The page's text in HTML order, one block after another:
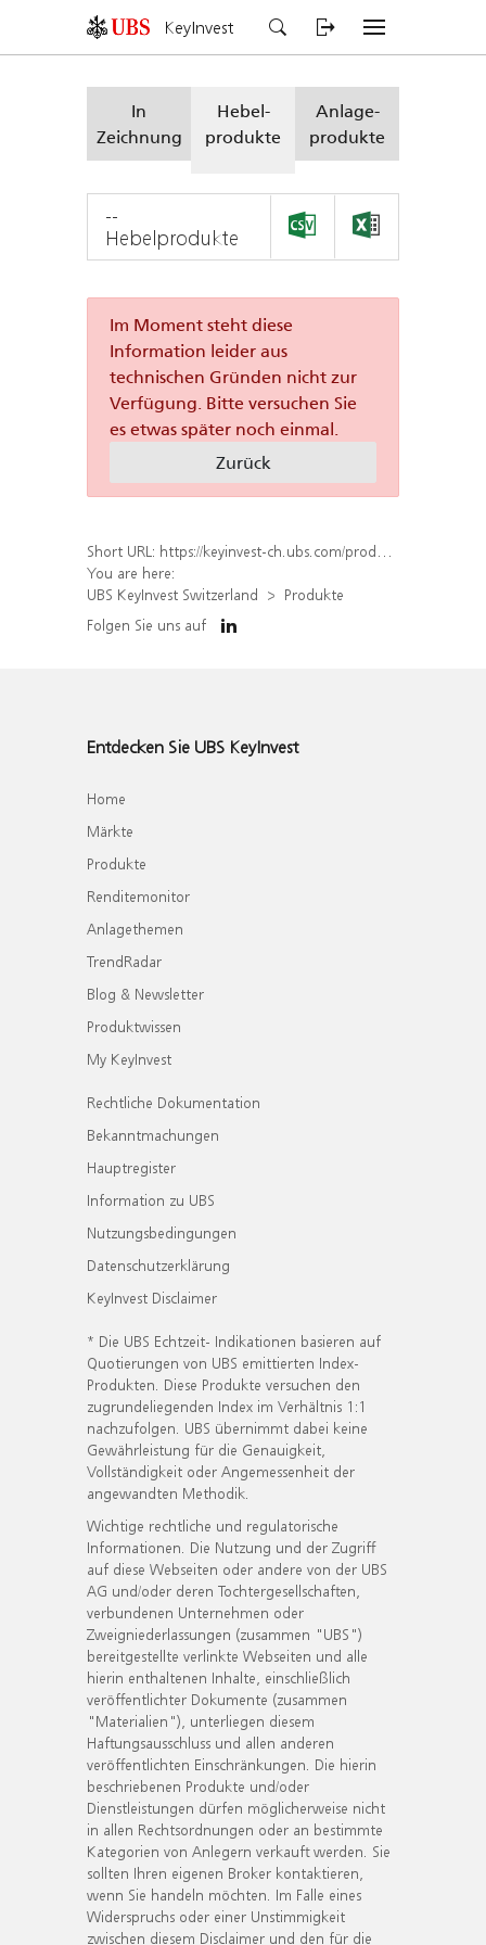
KeyInvest
In
Zeichnung
Hebel-
produkte
Anlage-
produkte
--
Hebelprodukte
Im Moment steht diese
Information leider aus
technischen Gründen nicht zur
Verfügung. Bitte versuchen Sie
es etwas später noch einmal.
Zurück
Short URL: https://keyinvest-ch.ubs.com/produkt/liste?underlyings%5B%5D=879845
You are here:
UBS KeyInvest Switzerland
Produkte
Folgen Sie uns auf
Entdecken Sie UBS KeyInvest
Home
Märkte
Produkte
Renditemonitor
Anlagethemen
TrendRadar
Blog & Newsletter
Produktwissen
My KeyInvest
Rechtliche Dokumentation
Bekanntmachungen
Hauptregister
Information zu UBS
Nutzungsbedingungen
Datenschutzerklärung
KeyInvest Disclaimer
* Die UBS Echtzeit- Indikationen basieren auf
Quotierungen von UBS emittierten Index-
Produkten. Diese Produkte versuchen den
zugrundeliegenden Index im Verhältnis 1:1
nachzufolgen. UBS übernimmt dabei keine
Gewährleistung für die Genauigkeit,
Vollständigkeit oder Angemessenheit der
angewandten Methodik.
Wichtige rechtliche und regulatorische
Informationen. Die Nutzung und der Zugriff
auf diese Webseiten oder andere von der UBS
AG und/oder deren Tochtergesellschaften,
verbundenen Unternehmen oder
Zweigniederlassungen (zusammen "UBS")
bereitgestellte verlinkte Webseiten und alle
hierin enthaltenen Inhalte, einschließlich
veröffentlichter Dokumente (zusammen
"Materialien"), unterliegen diesem
Haftungsausschluss und allen anderen
veröffentlichten Einschränkungen. Die hierin
beschriebenen Produkte und/oder
Dienstleistungen dürfen möglicherweise nicht
in allen Rechtsordnungen oder an bestimmte
Kategorien von Anlegern verkauft werden. Sie
sollten Ihren eigenen Broker kontaktieren,
wenn Sie handeln möchten. Im Falle eines
Widerspruchs oder einer Unstimmigkeit
zwischen diesem Disclaimer und den für die